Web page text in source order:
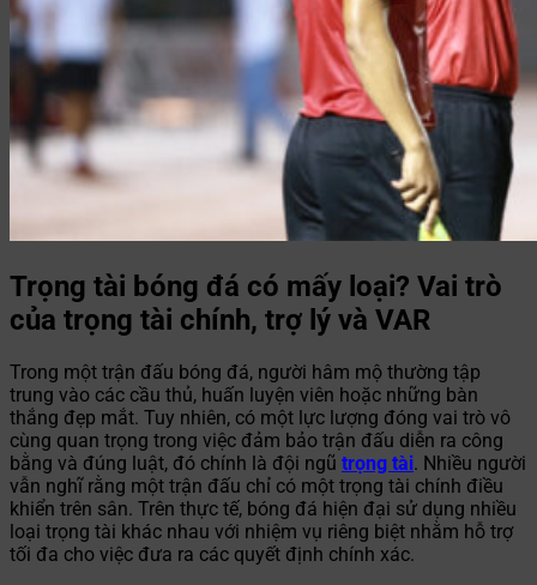
Trọng tài bóng đá có mấy loại? Vai trò
của trọng tài chính, trợ lý và VAR
Trong một trận đấu bóng đá, người hâm mộ thường tập
trung vào các cầu thủ, huấn luyện viên hoặc những bàn
thắng đẹp mắt. Tuy nhiên, có một lực lượng đóng vai trò vô
cùng quan trọng trong việc đảm bảo trận đấu diễn ra công
bằng và đúng luật, đó chính là đội ngũ trọng tài. Nhiều người
vẫn nghĩ rằng một trận đấu chỉ có một trọng tài chính điều
khiển trên sân. Trên thực tế, bóng đá hiện đại sử dụng nhiều
loại trọng tài khác nhau với nhiệm vụ riêng biệt nhằm hỗ trợ
tối đa cho việc đưa ra các quyết định chính xác.